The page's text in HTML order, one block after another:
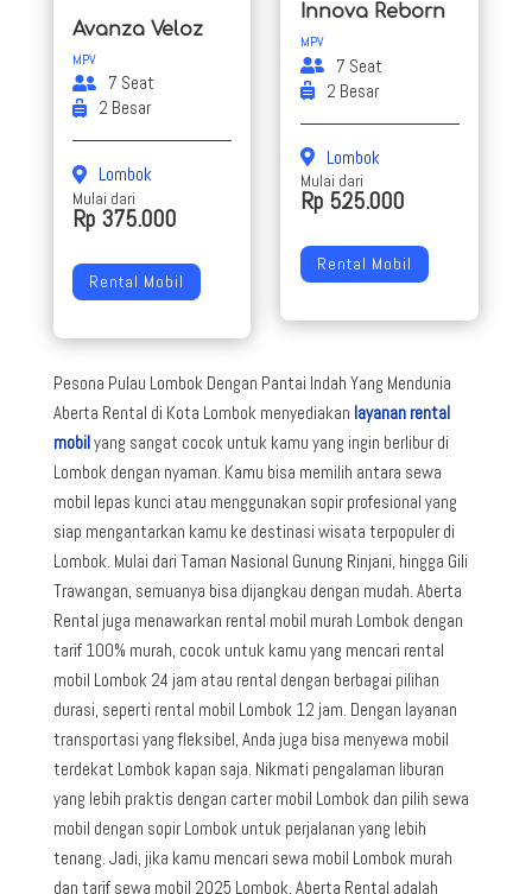
Avanza Veloz
MPV
7 Seat
2 Besar
Lombok
Mulai dari
Rp 375.000
Rental Mobil
Innova Reborn
MPV
7 Seat
2 Besar
Lombok
Mulai dari
Rp 525.000
Rental Mobil
Pesona Pulau Lombok Dengan Pantai Indah Yang Mendunia
Aberta Rental di Kota Lombok menyediakan layanan rental
mobilyang sangat cocok untuk kamu yang ingin berlibur di
Lombok dengan nyaman. Kamu bisa memilih antara sewa
mobil lepas kunci atau menggunakan sopir profesional yang
siap mengantarkan kamu ke destinasi wisata terpopuler di
Lombok. Mulai dari Taman Nasional Gunung Rinjani, hingga Gili
Trawangan, semuanya bisa dijangkau dengan mudah. Aberta
Rental juga menawarkan rental mobil murah Lombok dengan
tarif 100% murah, cocok untuk kamu yang mencari rental
mobil Lombok 24 jam atau rental dengan berbagai pilihan
durasi, seperti rental mobil Lombok 12 jam. Dengan layanan
transportasi yang fleksibel, Anda juga bisa menyewa mobil
terdekat Lombok kapan saja. Nikmati pengalaman liburan
yang lebih praktis dengan carter mobil Lombok dan pilih sewa
mobil dengan sopir Lombok untuk perjalanan yang lebih
tenang. Jadi, jika kamu mencari sewa mobil Lombok murah
dan tarif sewa mobil 2025 Lombok, Aberta Rental adalah